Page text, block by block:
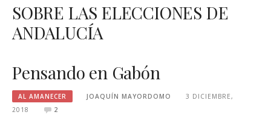
SOBRE LAS ELECCIONES DE
ANDALUCÍA
Pensando en Gabón
AL AMANECER JOAQUÍN MAYORDOMO
3 DICIEMBRE,
2018
2